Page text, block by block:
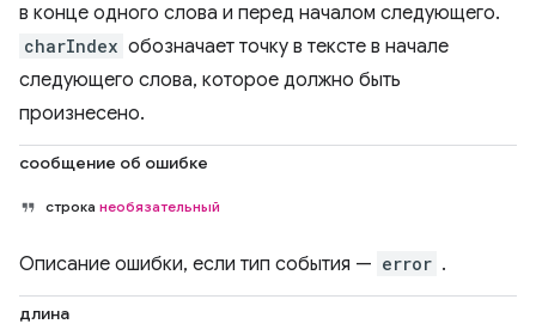
в конце одного слова и перед началом следующего.
charIndex обозначает точку в тексте в начале
следующего слова, которое должно быть
произнесено.
сообщение об ошибке
строка необязательный
Описание ошибки, если тип события — error .
длина